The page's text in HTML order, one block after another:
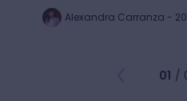
Alexandra Carranza -
01 /